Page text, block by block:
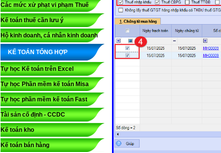
Các mức xử phạt vi phạm Thuế
Kế toán thuế cần lưu ý
Hộ kinh doanh, cá nhân kinh doanh
KẾ TOÁN TỔNG HỢP
Tự học Kế toán trên Excel
Tự học Phần mềm kế toán Misa
Tự học phần mềm kế toán Fast
Tài sản cố định - CCDC
Kế toán kho
Kế toán bán hàng